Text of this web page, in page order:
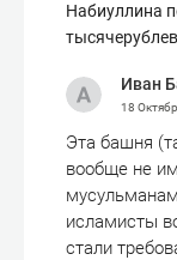
Набиуллина
Иван
18
Эта башня
вообще не
исламисты
стали